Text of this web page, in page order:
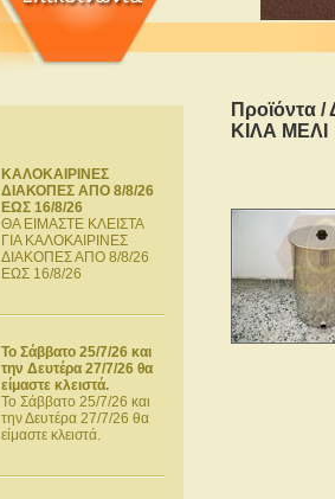
ΚΑΛΟΚΑΙΡΙΝΕΣ
ΔΙΑΚΟΠΕΣ ΑΠΟ 8/8/26
ΕΩΣ 16/8/26
ΘΑ ΕΙΜΑΣΤΕ ΚΛΕΙΣΤΑ
ΓΙΑ ΚΑΛΟΚΑΙΡΙΝΕΣ
ΔΙΑΚΟΠΕΣ ΑΠΟ 8/8/26
ΕΩΣ 16/8/26
Το Σάββατο 25/7/26 και
την Δευτέρα 27/7/26 θα
είμαστε κλειστά.
Το Σάββατο 25/7/26 και
την Δευτέρα 27/7/26 θα
είμαστε κλειστά.
Προϊόντα /
ΚΙΛΑ ΜΕΛΙ